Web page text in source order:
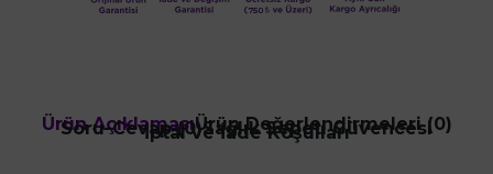
Ürün AçıklamasıÜrün Değerlendirmeleri (0)
Soru-Cevap (0)Sağlık Sepeti Güvencesi
İptal ve İade Koşulları